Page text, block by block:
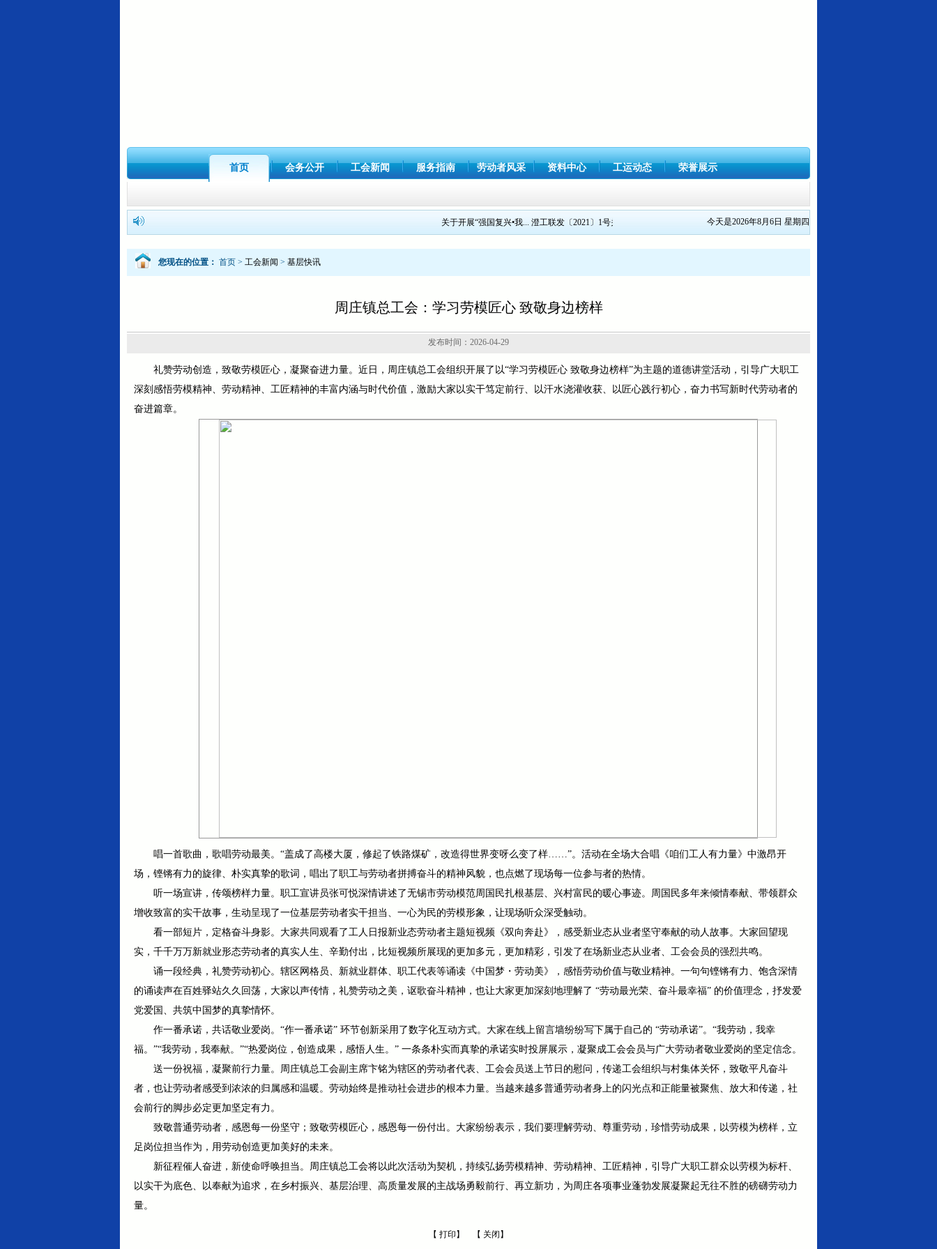
首页 会务公开 工会新闻 服务指南 劳动者风采 资料中心 工运动态 荣誉展示
关于开展“强国复兴•我... 澄工联发〔2021〕1号关... 今天是2026年8月6日 星期四
您现在的位置： 首页 > 工会新闻 > 基层快讯
周庄镇总工会：学习劳模匠心 致敬身边榜样
发布时间：2026-04-29
礼赞劳动创造，致敬劳模匠心，凝聚奋进力量。近日，周庄镇总工会组织开展了以“学习劳模匠心 致敬身边榜样”为主题的道德讲堂活动，引导广大职工
深刻感悟劳模精神、劳动精神、工匠精神的丰富内涵与时代价值，激励大家以实干笃定前行、以汗水浇灌收获、以匠心践行初心，奋力书写新时代劳动者的
奋进篇章。
唱一首歌曲，歌唱劳动最美。“盖成了高楼大厦，修起了铁路煤矿，改造得世界变呀么变了样……”。活动在全场大合唱《咱们工人有力量》中激昂开
场，铿锵有力的旋律、朴实真挚的歌词，唱出了职工与劳动者拼搏奋斗的精神风貌，也点燃了现场每一位参与者的热情。
听一场宣讲，传颂榜样力量。职工宣讲员张可悦深情讲述了无锡市劳动模范周国民扎根基层、兴村富民的暖心事迹。周国民多年来倾情奉献、带领群众
增收致富的实干故事，生动呈现了一位基层劳动者实干担当、一心为民的劳模形象，让现场听众深受触动。
看一部短片，定格奋斗身影。大家共同观看了工人日报新业态劳动者主题短视频《双向奔赴》，感受新业态从业者坚守奉献的动人故事。大家回望现
实，千千万万新就业形态劳动者的真实人生、辛勤付出，比短视频所展现的更加多元，更加精彩，引发了在场新业态从业者、工会会员的强烈共鸣。
诵一段经典，礼赞劳动初心。辖区网格员、新就业群体、职工代表等诵读《中国梦・劳动美》，感悟劳动价值与敬业精神。一句句铿锵有力、饱含深情
的诵读声在百姓驿站久久回荡，大家以声传情，礼赞劳动之美，讴歌奋斗精神，也让大家更加深刻地理解了 “劳动最光荣、奋斗最幸福” 的价值理念，抒发爱
党爱国、共筑中国梦的真挚情怀。
作一番承诺，共话敬业爱岗。“作一番承诺” 环节创新采用了数字化互动方式。大家在线上留言墙纷纷写下属于自己的 “劳动承诺”。“我劳动，我幸
福。”“我劳动，我奉献。”“热爱岗位，创造成果，感悟人生。” 一条条朴实而真挚的承诺实时投屏展示，凝聚成工会会员与广大劳动者敬业爱岗的坚定信念。
送一份祝福，凝聚前行力量。周庄镇总工会副主席卞铭为辖区的劳动者代表、工会会员送上节日的慰问，传递工会组织与村集体关怀，致敬平凡奋斗
者，也让劳动者感受到浓浓的归属感和温暖。劳动始终是推动社会进步的根本力量。当越来越多普通劳动者身上的闪光点和正能量被聚焦、放大和传递，社
会前行的脚步必定更加坚定有力。
致敬普通劳动者，感恩每一份坚守；致敬劳模匠心，感恩每一份付出。大家纷纷表示，我们要理解劳动、尊重劳动，珍惜劳动成果，以劳模为榜样，立
足岗位担当作为，用劳动创造更加美好的未来。
新征程催人奋进，新使命呼唤担当。周庄镇总工会将以此次活动为契机，持续弘扬劳模精神、劳动精神、工匠精神，引导广大职工群众以劳模为标杆、
以实干为底色、以奉献为追求，在乡村振兴、基层治理、高质量发展的主战场勇毅前行、再立新功，为周庄各项事业蓬勃发展凝聚起无往不胜的磅礴劳动力
量。
【 打印 】 【 关闭 】